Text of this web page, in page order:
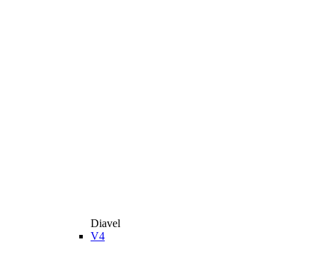
Diavel
V4